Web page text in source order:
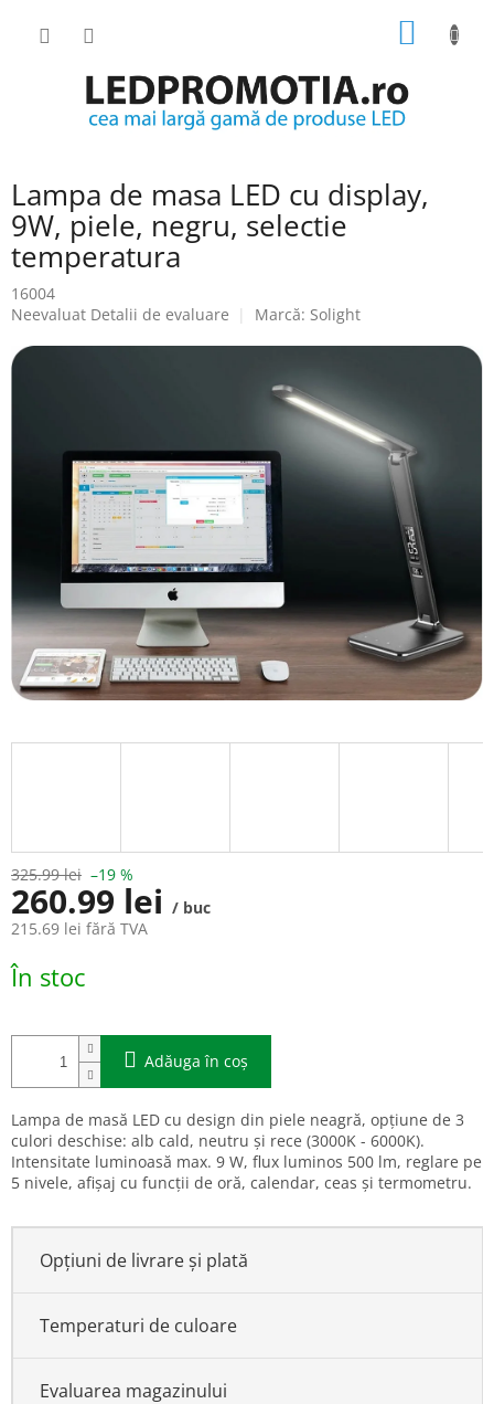
COŞ
Lampa de masa LED cu display,
9W, piele, negru, selectie
temperatura
16004
Evaluarea
a
Neevaluat Detalii de evaluare Marcă: Solight
325.99 lei –19 %
260.99 lei / buc
215.69 lei fără TVA
Evaluare
preţ:
În stoc
Adăuga în coş
Lampa de masă LED cu design din piele neagră, opțiune de 3
culori deschise: alb cald, neutru și rece (3000K - 6000K).
Intensitate luminoasă max. 9 W, flux luminos 500 lm, reglare pe
5 nivele, afișaj cu funcții de oră, calendar, ceas și termometru.
Opțiuni de livrare și plată
Temperaturi de culoare
Evaluarea magazinului